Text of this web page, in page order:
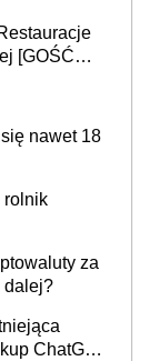
[GOŚĆ
nawet 18
rolnik
za
dalej?
ChatGPT